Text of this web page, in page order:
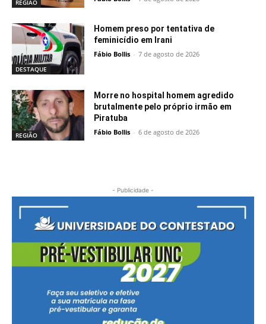
REGIÃO
DESTAQUE
Homem preso por tentativa de
feminicídio em Irani
Fábio Bollis - 7 de agosto de 2026
REGIÃO
Morre no hospital homem agredido
brutalmente pelo próprio irmão em
Piratuba
Fábio Bollis - 6 de agosto de 2026
- Publicidade -